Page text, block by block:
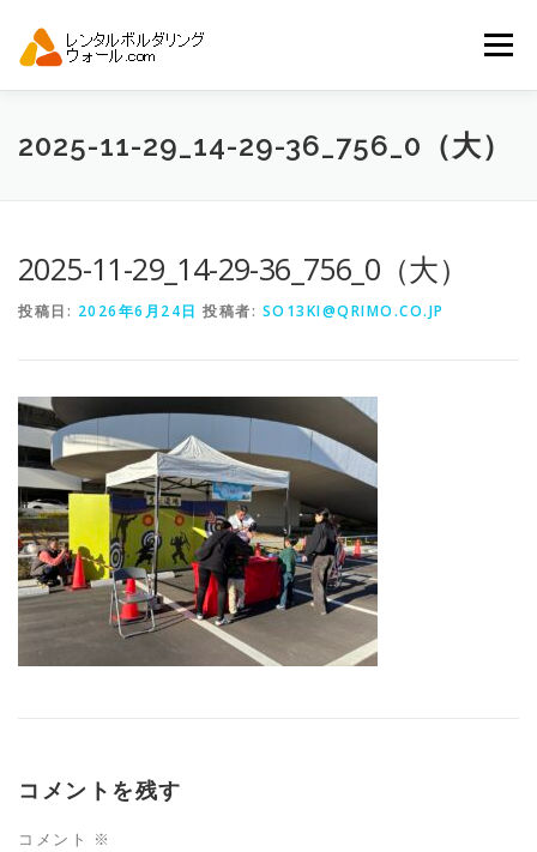
メニュー
トップ 自動見積り 商品一覧
2025-11-29_14-29-36_756_0（大）
2025-11-29_14-29-36_756_0（大）
投稿日: 2026年6月24日 投稿者: SO13KI@QRIMO.CO.JP
コメントを残す
コメント ※